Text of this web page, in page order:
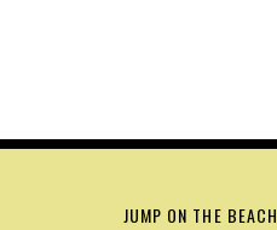
JUMP ON THE BEACH